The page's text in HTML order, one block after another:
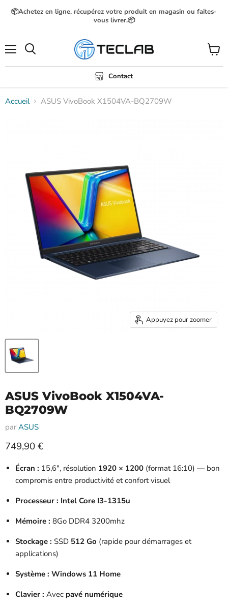
📦Achetez en ligne, récupérez votre produit en magasin ou faites-
vous livrer.📦
Contact
Voir
le
Accueil ASUS VivoBook X1504VA-BQ2709W
Appuyez pour zoomer
ASUS VivoBook X1504VA-
BQ2709W
par ASUS
Prix actuel
749,90 €
Écran : 15,6″, résolution 1920 × 1200 (format 16:10) — bon
compromis entre productivité et confort visuel
Processeur : Intel Core I3-1315u
Mémoire : 8Go DDR4 3200mhz
Stockage : SSD 512 Go (rapide pour démarrages et
applications)
Système : Windows 11 Home
Clavier : Avec pavé numérique